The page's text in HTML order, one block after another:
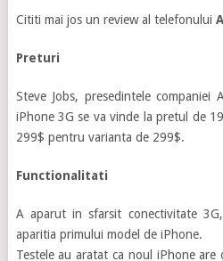
Cititi mai jos un review al telefonului
Preturi
Steve Jobs, presedintele companiei
iPhone 3G se va vinde la pretul de
299$ pentru varianta de 299$.
Functionalitati
A aparut in sfarsit conectivitate
aparitia primului model de iPhone.
Testele au aratat ca noul iPhone